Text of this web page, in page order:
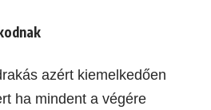
azért kiemelkedően
ha mindent a végére